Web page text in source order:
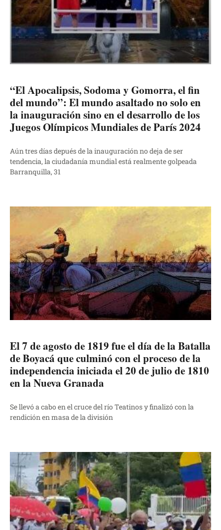
“El Apocalipsis, Sodoma y Gomorra, el fin
del mundo”: El mundo asaltado no solo en
la inauguración sino en el desarrollo de los
Juegos Olímpicos Mundiales de París 2024
Aún tres días depués de la inauguración no deja de ser
tendencia, la ciudadanía mundial está realmente golpeada
Barranquilla, 31
El 7 de agosto de 1819 fue el día de la Batalla
de Boyacá que culminó con el proceso de la
independencia iniciada el 20 de julio de 1810
en la Nueva Granada
Se llevó a cabo en el cruce del río Teatinos y finalizó con la
rendición en masa de la división